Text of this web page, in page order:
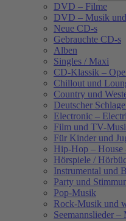
DVD – Filme
DVD – Musik
Neue CD-s
Gebrauchte CD-s
Alben
Singles / Maxi
CD-Klassik –
Chillout und
Country und
Deutscher
Electronic –
Film und TV-
Für Kinder und
Hip-Hop – House
Hörspiele /
Instrumental und
Party und
Pop-Musik
Rock-Musik und
Seemannslieder